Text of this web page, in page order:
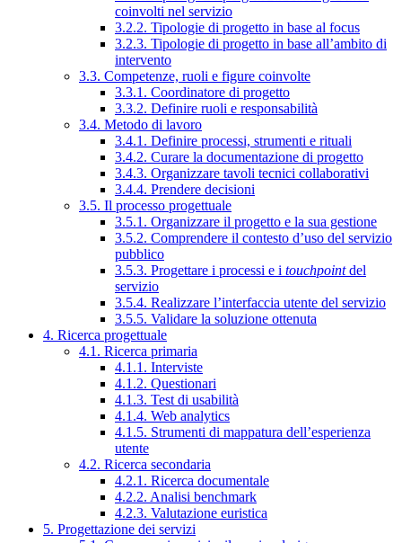
coinvolti nel servizio
3.2.2. Tipologie di progetto in base al focus
3.2.3. Tipologie di progetto in base all’ambito di
intervento
3.3. Competenze, ruoli e figure coinvolte
3.3.1. Coordinatore di progetto
3.3.2. Definire ruoli e responsabilità
3.4. Metodo di lavoro
3.4.1. Definire processi, strumenti e rituali
3.4.2. Curare la documentazione di progetto
3.4.3. Organizzare tavoli tecnici collaborativi
3.4.4. Prendere decisioni
3.5. Il processo progettuale
3.5.1. Organizzare il progetto e la sua gestione
3.5.2. Comprendere il contesto d’uso del servizio
pubblico
3.5.3. Progettare i processi e i touchpointdel
servizio
3.5.4. Realizzare l’interfaccia utente del servizio
3.5.5. Validare la soluzione ottenuta
4. Ricerca progettuale
4.1. Ricerca primaria
4.1.1. Interviste
4.1.2. Questionari
4.1.3. Test di usabilità
4.1.4. Web analytics
4.1.5. Strumenti di mappatura dell’esperienza
utente
4.2. Ricerca secondaria
4.2.1. Ricerca documentale
4.2.2. Analisi benchmark
4.2.3. Valutazione euristica
5. Progettazione dei servizi